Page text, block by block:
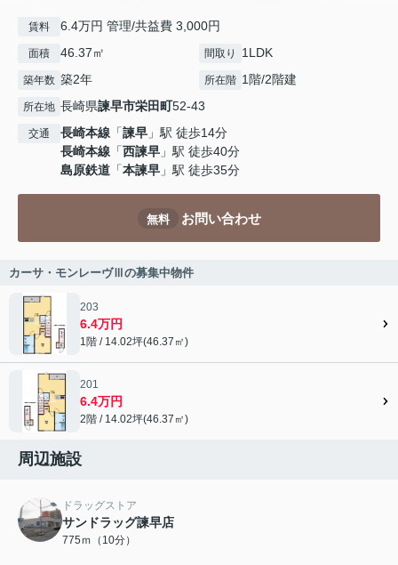
賃料 6.4万円 管理/共益費 3,000円
面積 46.37㎡ 間取り 1LDK
築年数 築2年 所在階 1階/2階建
所在地 長崎県諫早市栄田町52-43
交通 長崎本線 「諫早 」駅 徒歩14分
長崎本線 「西諫早 」駅 徒歩40分
島原鉄道 「本諫早 」駅 徒歩35分
無料 お問い合わせ
カーサ・モンレーヴⅢの募集中物件
203
6.4万円
1階 / 14.02坪(46.37㎡)
201
6.4万円
2階 / 14.02坪(46.37㎡)
周辺施設
ドラッグストア
サンドラッグ諫早店
775ｍ（10分）